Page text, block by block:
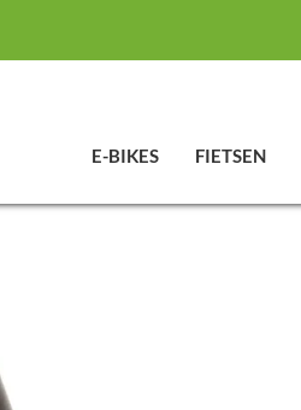
E-BIKES FIETSEN